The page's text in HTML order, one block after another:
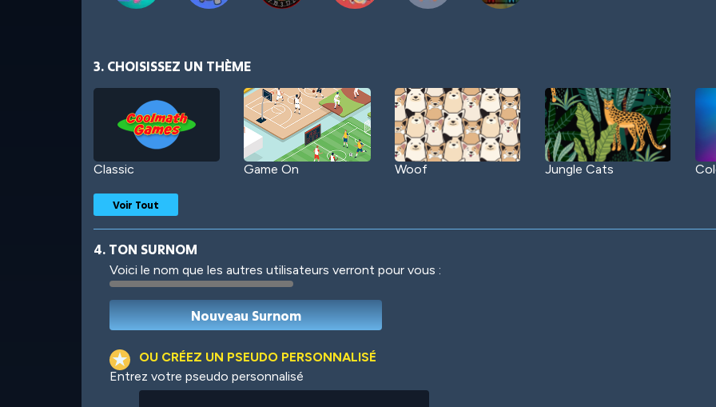
3. CHOISISSEZ UN THÈME
Classic Game On Woof Jungle Cats
Robotic International
Voir Tout
4. TON SURNOM
Voici le nom que les autres utilisateurs verront pour vous :
OU CRÉEZ UN PSEUDO PERSONNALISÉ
Entrez votre pseudo personnalisé